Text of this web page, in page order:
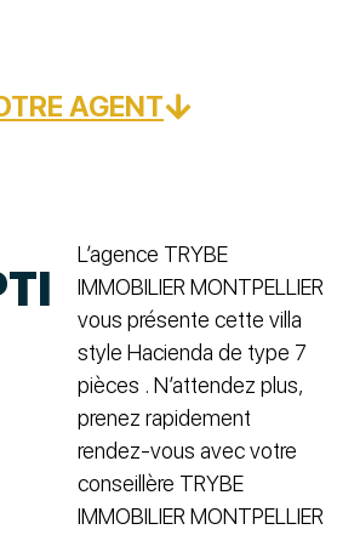
AGENT
L’agence TRYBE
IMMOBILIER MONTPELLIER
vous présente cette villa
style Hacienda de type 7
pièces . N’attendez plus,
prenez rapidement
rendez-vous avec votre
conseillère TRYBE
IMMOBILIER MONTPELLIER